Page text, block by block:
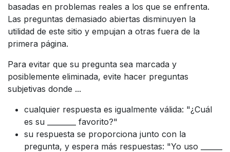
basadas en problemas reales a los que se enfrenta.
Las preguntas demasiado abiertas disminuyen la
utilidad de este sitio y empujan a otras fuera de la
primera página.
Para evitar que su pregunta sea marcada y
posiblemente eliminada, evite hacer preguntas
subjetivas donde ...
cualquier respuesta es igualmente válida: "¿Cuál
es su ________ favorito?"
su respuesta se proporciona junto con la
pregunta, y espera más respuestas: "Yo uso ______